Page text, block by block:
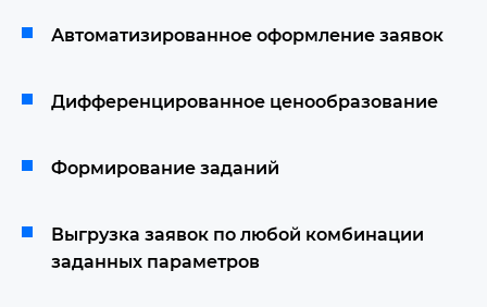
Автоматизированное оформление заявок
Дифференцированное ценообразование
Формирование заданий
Выгрузка заявок по любой комбинации
заданных параметров